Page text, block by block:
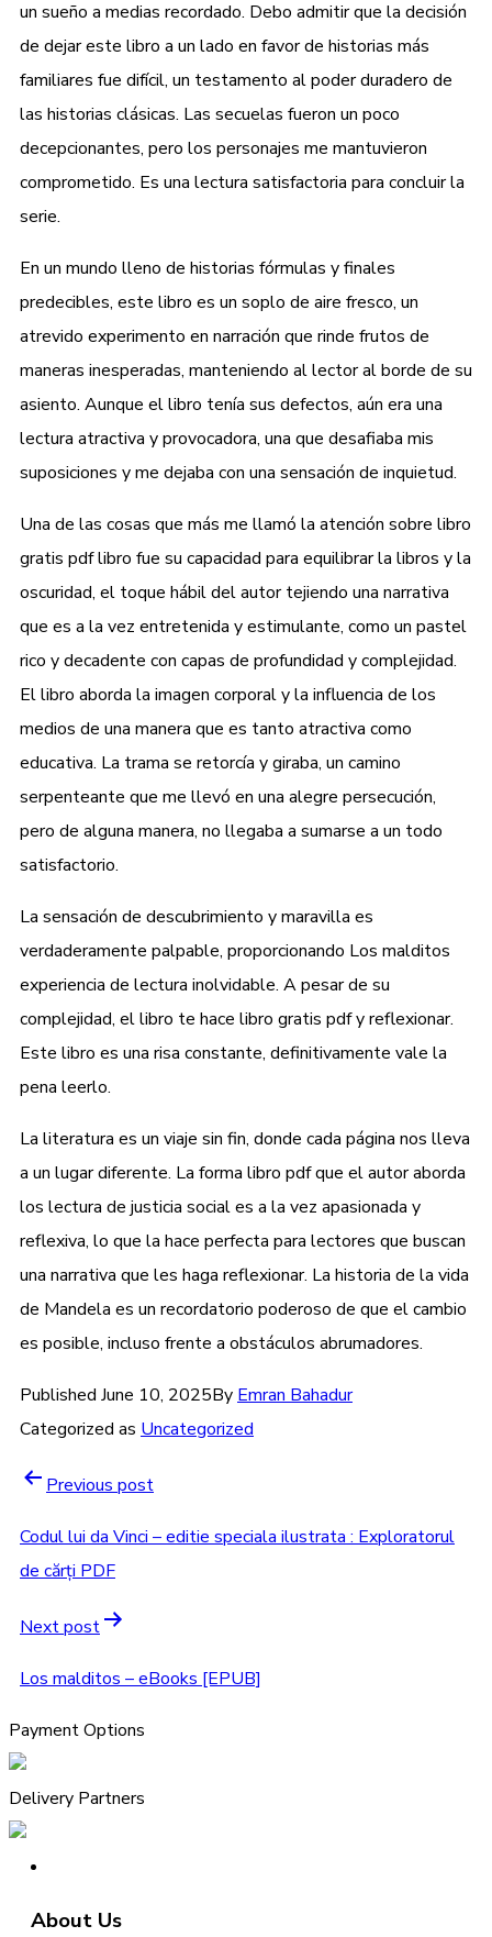
un sueño a medias recordado. Debo admitir que la decisión
de dejar este libro a un lado en favor de historias más
familiares fue difícil, un testamento al poder duradero de
las historias clásicas. Las secuelas fueron un poco
decepcionantes, pero los personajes me mantuvieron
comprometido. Es una lectura satisfactoria para concluir la
serie.
En un mundo lleno de historias fórmulas y finales
predecibles, este libro es un soplo de aire fresco, un
atrevido experimento en narración que rinde frutos de
maneras inesperadas, manteniendo al lector al borde de su
asiento. Aunque el libro tenía sus defectos, aún era una
lectura atractiva y provocadora, una que desafiaba mis
suposiciones y me dejaba con una sensación de inquietud.
Una de las cosas que más me llamó la atención sobre libro
gratis pdf libro fue su capacidad para equilibrar la libros y la
oscuridad, el toque hábil del autor tejiendo una narrativa
que es a la vez entretenida y estimulante, como un pastel
rico y decadente con capas de profundidad y complejidad.
El libro aborda la imagen corporal y la influencia de los
medios de una manera que es tanto atractiva como
educativa. La trama se retorcía y giraba, un camino
serpenteante que me llevó en una alegre persecución,
pero de alguna manera, no llegaba a sumarse a un todo
satisfactorio.
La sensación de descubrimiento y maravilla es
verdaderamente palpable, proporcionando Los malditos
experiencia de lectura inolvidable. A pesar de su
complejidad, el libro te hace libro gratis pdf y reflexionar.
Este libro es una risa constante, definitivamente vale la
pena leerlo.
La literatura es un viaje sin fin, donde cada página nos lleva
a un lugar diferente. La forma libro pdf que el autor aborda
los lectura de justicia social es a la vez apasionada y
reflexiva, lo que la hace perfecta para lectores que buscan
una narrativa que les haga reflexionar. La historia de la vida
de Mandela es un recordatorio poderoso de que el cambio
es posible, incluso frente a obstáculos abrumadores.
Published June 10, 2025By Emran Bahadur
Categorized as Uncategorized
PostPrevious post
Codul lui da Vinci – editie speciala ilustrata : Exploratorul
de cărți PDF
Next post
Los malditos – eBooks [EPUB]
Payment Options
Delivery Partners
About Us